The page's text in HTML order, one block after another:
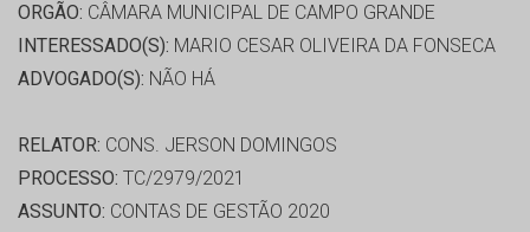
ORGÃO: CÂMARA MUNICIPAL DE CAMPO GRANDE
INTERESSADO(S): MARIO CESAR OLIVEIRA DA FONSECA
ADVOGADO(S): NÃO HÁ
RELATOR: CONS. JERSON DOMINGOS
PROCESSO: TC/2979/2021
ASSUNTO: CONTAS DE GESTÃO 2020